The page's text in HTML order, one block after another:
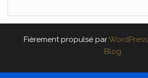
Fièrement propulsé parWordPress
Blog